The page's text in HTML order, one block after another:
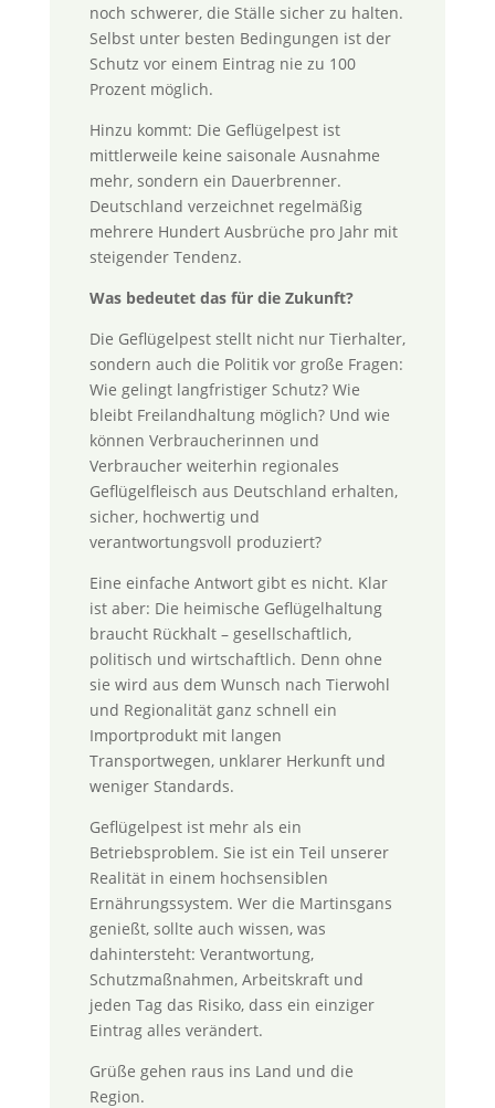
noch schwerer, die Ställe sicher zu halten.
Selbst unter besten Bedingungen ist der
Schutz vor einem Eintrag nie zu 100
Prozent möglich.
Hinzu kommt: Die Geflügelpest ist
mittlerweile keine saisonale Ausnahme
mehr, sondern ein Dauerbrenner.
Deutschland verzeichnet regelmäßig
mehrere Hundert Ausbrüche pro Jahr mit
steigender Tendenz.
Was bedeutet das für die Zukunft?
Die Geflügelpest stellt nicht nur Tierhalter,
sondern auch die Politik vor große Fragen:
Wie gelingt langfristiger Schutz? Wie
bleibt Freilandhaltung möglich? Und wie
können Verbraucherinnen und
Verbraucher weiterhin regionales
Geflügelfleisch aus Deutschland erhalten,
sicher, hochwertig und
verantwortungsvoll produziert?
Eine einfache Antwort gibt es nicht. Klar
ist aber: Die heimische Geflügelhaltung
braucht Rückhalt – gesellschaftlich,
politisch und wirtschaftlich. Denn ohne
sie wird aus dem Wunsch nach Tierwohl
und Regionalität ganz schnell ein
Importprodukt mit langen
Transportwegen, unklarer Herkunft und
weniger Standards.
Geflügelpest ist mehr als ein
Betriebsproblem. Sie ist ein Teil unserer
Realität in einem hochsensiblen
Ernährungssystem. Wer die Martinsgans
genießt, sollte auch wissen, was
dahintersteht: Verantwortung,
Schutzmaßnahmen, Arbeitskraft und
jeden Tag das Risiko, dass ein einziger
Eintrag alles verändert.
Grüße gehen raus ins Land und die
Region.